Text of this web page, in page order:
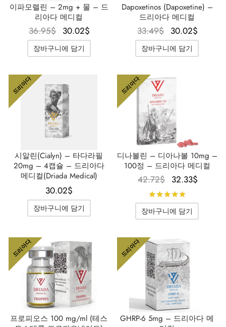
이파모렐린 – 2mg + 물 – 드
리아다 메디컬
36.95$
원래 가
격은
36.95$였
30.02$
장바구니에 담기
Dapoxetinos (Dapoxetine) –
드리아다 메디컬
33.49$
원래 가
격은
33.49$였
30.02$
장바구니에 담기
드리아다
시알린(Cialyn) – 타다라필
20mg – 4캡슐 – 드리아다
메디컬(Driada Medical)
30.02$
장바구니에 담기
드리아다
디나볼린 – 디아나볼 10mg –
100정 – 드리아다 메디컬
42.72$
원래 가
격은
42.72$였
습니다.
32.33$
장바구니에 담기
드리아다
프로피오스 100 mg/ml (테스
드리아다
GHRP-6 5mg – 드리아다 메